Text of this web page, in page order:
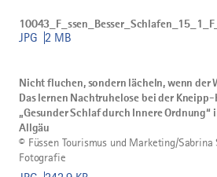
JPG 2 MB
herunterladen
Nicht fluchen, sondern lächeln, wenn der
Das lernen Nachtruhelose bei der
„Gesunder Schlaf durch Innere Ordnung“
Allgäu
©Füssen Tourismus und Marketing/Sabrina
Fotografie
fluchen,
sondern
lächeln,
wenn
der
Wecker
klingelt: